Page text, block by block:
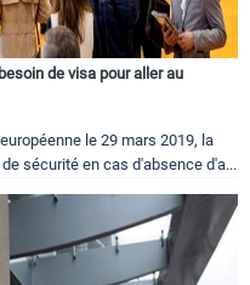
de visa pour aller au
le 29 mars 2019, la
sécurité en cas d'absence d'a...